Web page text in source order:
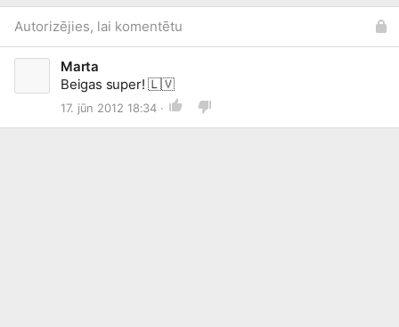
Autorizējies, lai komentētu
Marta
Beigas super!🇱🇻
17. jūn 2012 18:34 ·